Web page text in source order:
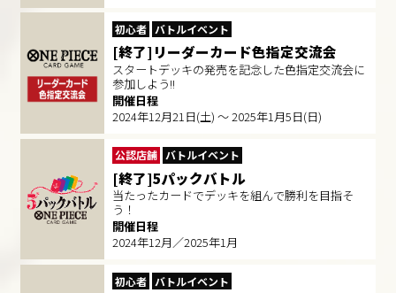
初心者 バトルイベント
[終了]リーダーカード色指定交流会
スタートデッキの発売を記念した色指定交流会に
参加しよう!!
開催日程
2024年12月21日(土) ～ 2025年1月5日(日)
公認店舗 バトルイベント
[終了]5パックバトル
当たったカードでデッキを組んで勝利を目指そ
う！
開催日程
2024年12月／2025年1月
初心者 バトルイベント